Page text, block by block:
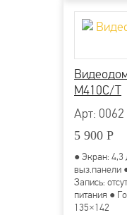
М410C/T
Арт: 0062
5 900 Р
● Экран:
выз.панели
Запись:
питания ●
135×142